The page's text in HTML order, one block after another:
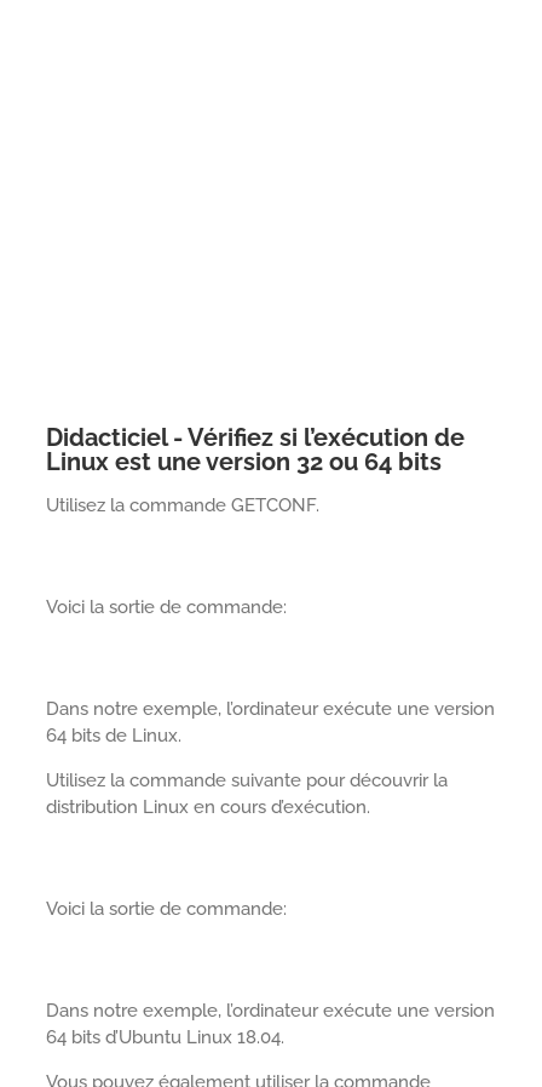
Didacticiel - Vérifiez si l’exécution de
Linux est une version 32 ou 64 bits
Utilisez la commande GETCONF.
Voici la sortie de commande:
Dans notre exemple, l’ordinateur exécute une version
64 bits de Linux.
Utilisez la commande suivante pour découvrir la
distribution Linux en cours d’exécution.
Voici la sortie de commande:
Dans notre exemple, l’ordinateur exécute une version
64 bits d’Ubuntu Linux 18.04.
Vous pouvez également utiliser la commande